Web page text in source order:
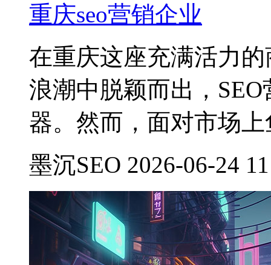
重庆seo营销企业
在重庆这座充满活力
浪潮中脱颖而出，
器。然而，面对市场上
墨沉SEO 2026-06-24